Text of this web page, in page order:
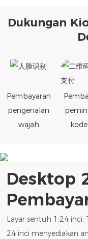
Dukungan
Pembayaran
pengenalan
wajah
Desktop
Layar sentuh 1,24
24 inci menyediakan